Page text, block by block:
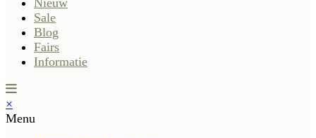
Nieuw
Sale
Blog
Fairs
Informatie
×
Menu